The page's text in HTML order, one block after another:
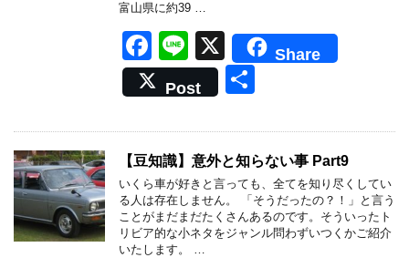
富山県に約39 …
F
a
c
e
b
o
o
k
Li
n
e
X
Share
Post
【豆知識】意外と知らない事 Part9
いくら車が好きと言っても、全てを知り尽くしてい
る人は存在しません。 「そうだったの？！」と言う
ことがまだまだたくさんあるのです。そういったト
リビア的な小ネタをジャンル問わずいつくかご紹介
いたします。 …